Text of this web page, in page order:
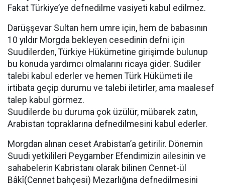
Fakat Türkiye’ye defnedilme vasiyeti kabul edilmez.
Darüşşevar Sultan hem umre için, hem de babasının
10 yıldır Morgda bekleyen cesedinin defni için
Suudilerden, Türkiye Hükümetine girişimde bulunup
bu konuda yardımcı olmalarını ricaya gider. Sudiler
talebi kabul ederler ve hemen Türk Hükümeti ile
irtibata geçip durumu ve talebi iletirler, ama maalesef
talep kabul görmez.
Suudilerde bu duruma çok üzülür, mübarek zatın,
Arabistan topraklarına defnedilmesini kabul ederler.
Morgdan alınan ceset Arabistan’a getirilir. Dönemin
Suudi yetkilileri Peygamber Efendimizin ailesinin ve
sahabelerin Kabristanı olarak bilinen Cennet-ül
Bâkî(Cennet bahçesi) Mezarlığına defnedilmesini